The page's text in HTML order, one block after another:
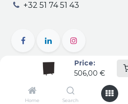
Price:
506,00 €
Home Search
+32 51 74 51 43
Algemene voorwaarden |